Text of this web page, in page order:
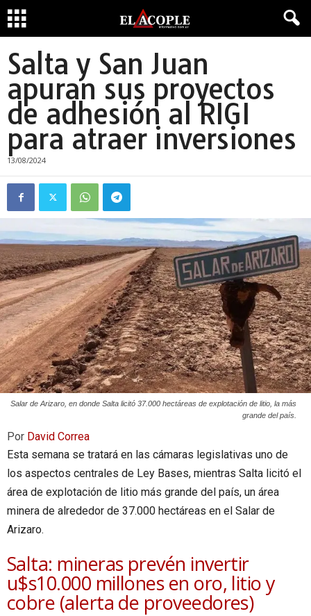
Salta y San Juan
apuran sus proyectos
de adhesión al RIGI
para atraer inversiones
13/08/2024
Salar de Arizaro, en donde Salta licitó 37.000 hectáreas de explotación de litio, la más
grande del país.
Por David Correa
Esta semana se tratará en las cámaras legislativas uno de
los aspectos centrales de Ley Bases, mientras Salta licitó el
área de explotación de litio más grande del país, un área
minera de alrededor de 37.000 hectáreas en el Salar de
Arizaro.
Salta: mineras prevén invertir
u$s10.000 millones en oro, litio y
cobre (alerta de proveedores)